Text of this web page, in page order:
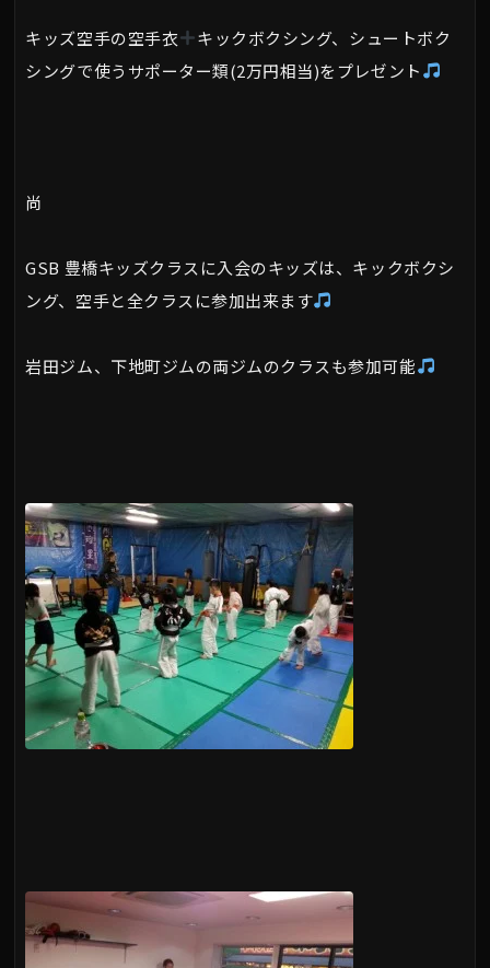
キッズ空手の空手衣
キックボクシング、シュートボク
シングで使うサポーター類(2万円相当)をプレゼント
尚
GSB 豊橋キッズクラスに入会のキッズは、キックボクシ
ング、空手と全クラスに参加出来ます
岩田ジム、下地町ジムの両ジムのクラスも参加可能